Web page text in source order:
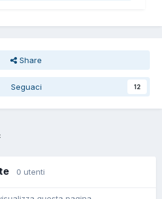
Share
Seguaci 12
0 utenti